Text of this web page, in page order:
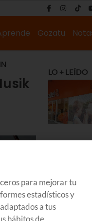
Gozatu
LO + LEÍDO
para mejorar tu
estadísticos y
a tus
hábitos de